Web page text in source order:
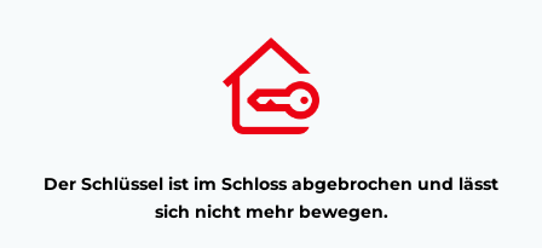
Der Schlüssel ist im Schloss abgebrochen und lässt
sich nicht mehr bewegen.